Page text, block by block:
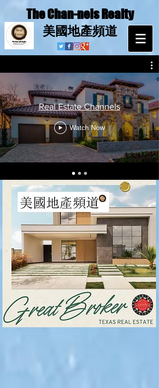
The Chan-nels Realty
​美國地產頻道
Real Estate Channels
Watch Now